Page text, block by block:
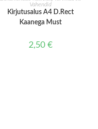
Vahendid
Kirjutusalus A4 D.Rect
Kaanega Must
2,50€